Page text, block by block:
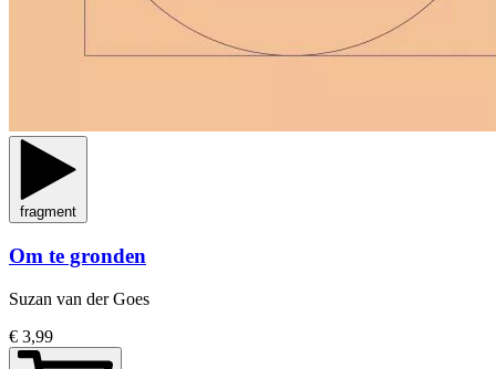
fragment
Om te gronden
Suzan van der Goes
€ 3,99